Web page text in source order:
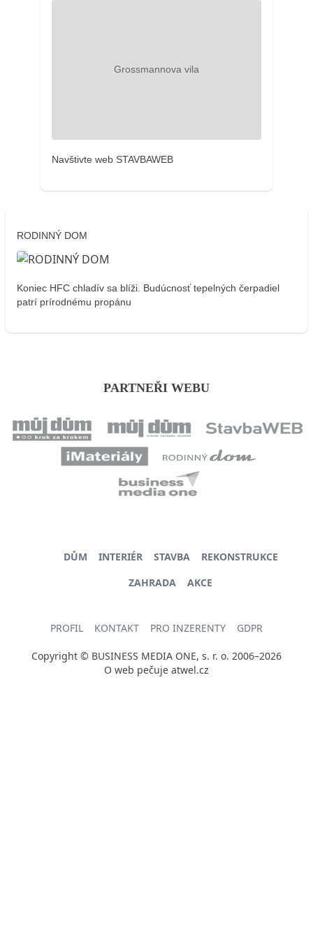
Navštivte web STAVBAWEB
RODINNÝ DOM
Koniec HFC chladív sa blíži. Budúcnosť tepelných čerpadiel
patrí prírodnému propánu
PARTNEŘI WEBU
DŮM INTERIÉR STAVBA
REKONSTRUKCE
ZAHRADA
AKCE
PROFIL KONTAKT PRO INZERENTY GDPR
Copyright © BUSINESS MEDIA ONE, s. r. o. 2006–2026